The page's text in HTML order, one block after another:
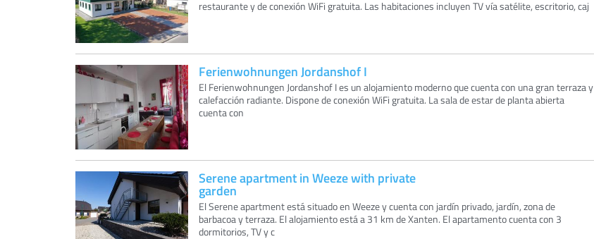
restaurante y de conexión WiFi gratuita. Las habitaciones incluyen TV vía satélite, escritorio, caj
Ferienwohnungen Jordanshof I
El Ferienwohnungen Jordanshof I es un alojamiento moderno que cuenta con una gran terraza y
calefacción radiante. Dispone de conexión WiFi gratuita. La sala de estar de planta abierta
cuenta con
Serene apartment in Weeze with private
garden
El Serene apartment está situado en Weeze y cuenta con jardín privado, jardín, zona de
barbacoa y terraza. El alojamiento está a 31 km de Xanten. El apartamento cuenta con 3
dormitorios, TV y c